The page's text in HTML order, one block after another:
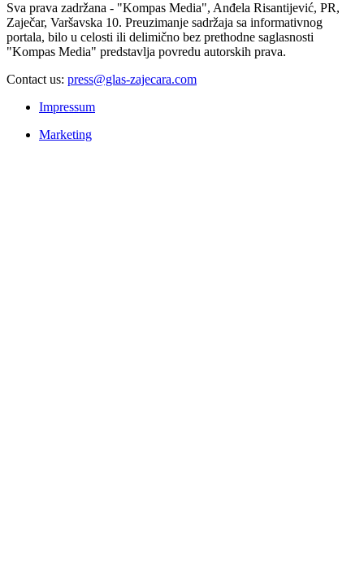
Sva prava zadržana - "Kompas Media", Anđela Risantijević, PR,
Zaječar, Varšavska 10. Preuzimanje sadržaja sa informativnog
portala, bilo u celosti ili delimično bez prethodne saglasnosti
"Kompas Media" predstavlja povredu autorskih prava.
Contact us: press@glas-zajecara.com
Impressum
Marketing